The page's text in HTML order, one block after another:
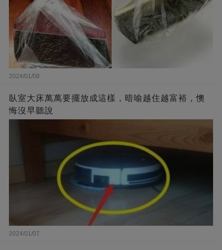
2024/01/08
臥室大床萬萬要擺放成這樣，暗喻越住越富裕，懊
悔沒早聽說
2024/01/07